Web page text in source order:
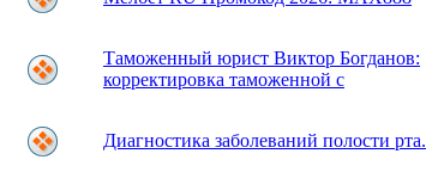
Таможенный юрист Виктор Богданов:
корректировка таможенной с
Диагностика заболеваний полости рта.